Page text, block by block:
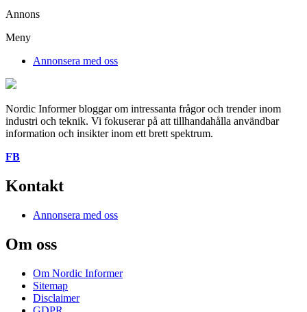
Annons
Meny
Annonsera med oss
Nordic Informer bloggar om intressanta frågor och trender inom
industri och teknik. Vi fokuserar på att tillhandahålla användbar
information och insikter inom ett brett spektrum.
FB
Kontakt
Annonsera med oss
Om oss
Om Nordic Informer
Sitemap
Disclaimer